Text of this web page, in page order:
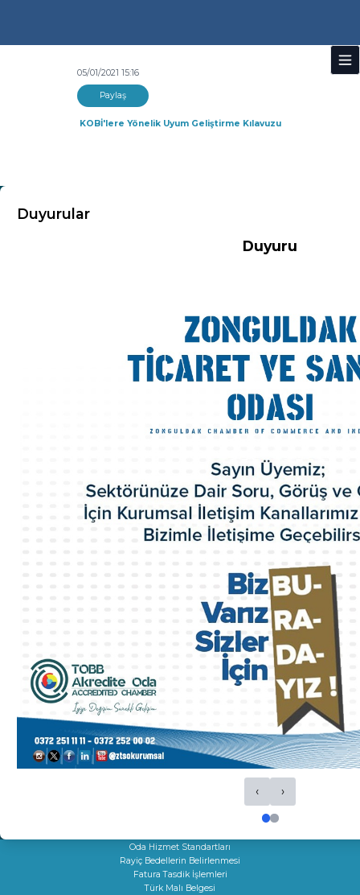
05/01/2021 15:16
Paylaş
KOBİ'lere Yönelik Uyum Geliştirme Kılavuzu
Duyurular
Duyuru
‹ ›
Yönetim Kurulu
Meclis Üyeleri
Komisyon ve Kurallar
Organizasyon Şeması
Odamız Personeli
Mevzuat
İl Kadın Girişimci Kurulu
Üyelik ve İştirakler
Eski Yönetim Kurulu Başkanlarımız
ZTSO Etik Kuralları
Faaliyet Raporları
ZTSO Dış Ticaret Destek Ofisi
ZTSO İş Planı
HİZMETLERİMİZ
Ticaret Sicil İşlemleri
Kapasite Raporları
Sigortacılık Levha Kaydı
Faaliyet Belgesi
Mersis
Yerli Malı Belgesi
Oda Hizmet Standartları
Rayiç Bedellerin Belirlenmesi
Fatura Tasdik İşlemleri
Türk Malı Belgesi